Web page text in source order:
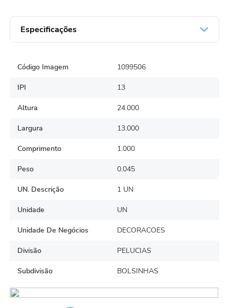
Especificações
Código Imagem 1099506
IPI 13
Altura 24.000
Largura 13.000
Comprimento 1.000
Peso 0.045
UN. Descrição 1 UN
Unidade UN
Unidade De Negócios DECORACOES
Divisão PELUCIAS
Subdivisão BOLSINHAS